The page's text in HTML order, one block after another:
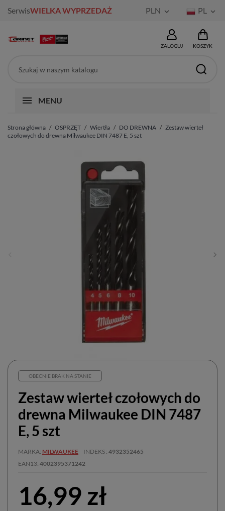
SerwisWIELKA WYPRZEDAŻ PLN  PL 
ZALOGUJ KOSZYK
MENU
Strona główna OSPRZĘT Wiertła DO DREWNA
Zestaw wierteł
czołowych do drewna Milwaukee DIN 7487 E, 5 szt
OBECNIE BRAK NA STANIE
Zestaw wierteł czołowych do
drewna Milwaukee DIN 7487
E, 5 szt
MARKA MILWAUKEE INDEKS 4932352465
EAN13 4002395371242
16,99 zł